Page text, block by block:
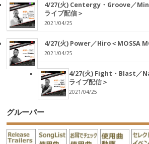
4/27(火) Centergy・Groove／
ライブ配信＞
2021/04/25
4/27(火) Power／Hiro＜MOSSA
2021/04/25
4/27(火) Fight・Blast／
ライブ配信＞
2021/04/25
グルーパー